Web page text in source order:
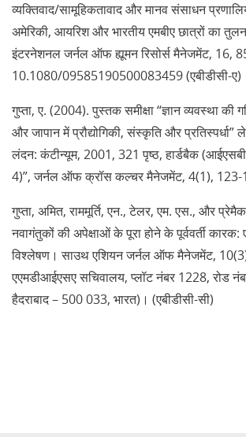
व्यक्तिवाद/सामूहिकतावाद और मानव संसाधन
अमेरिकी, आयरिश और भारतीय एमबीए छात्रों का
इंटरनेशनल जर्नल ऑफ ह्यूमन रिसोर्स मैनेजमेंट, 16,
10.1080/09585190500083459 (एबीडीसी-ए)
गुप्ता, ए. (2004). पुस्तक समीक्षा “ज्ञान व्यवस्था की
और जापान में प्रौद्योगिकी, संस्कृति और
लंदन: कंटीन्यूम, 2001, 321 पृष्ठ, हार्डबैक
4)”, जर्नल ऑफ क्रॉस कल्चर मैनेजमेंट, 4(1), 123-
गुप्ता, अमित, राममूर्ति, एन., टेलर, एम. एस., और
नवागंतुकों की अपेक्षाओं के पूरा होने के पूर्ववर्ती कारक:
विश्लेषण। साउथ एशियन जर्नल ऑफ मैनेजमेंट,
एएमडीआईएसए सचिवालय, प्लॉट नंबर 1228, रोड
हैदराबाद – 500 033, भारत)। (एबीडीसी-सी)